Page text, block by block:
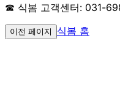
☎ 식봄 고객센터: 031-
이전 페이지 식봄 홈